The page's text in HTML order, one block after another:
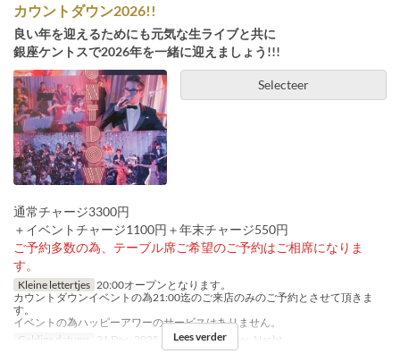
カウントダウン2026!!
良い年を迎えるためにも元気な生ライブと共に
銀座ケントスで2026年を一緒に迎えましょう!!!
Selecteer
通常チャージ3300円
＋イベントチャージ1100円＋年末チャージ550円
ご予約多数の為、テーブル席ご希望のご予約はご相席になりま
す。
Kleine lettertjes 20:00オープンとなります。
カウントダウンイベントの為21:00迄のご来店のみのご予約とさせて頂きま
す。
イベントの為ハッピーアワーのサービスはありません。
Geldige datums
31 Dec, 2025 Maaltijden Diner, Nacht
Lees verder